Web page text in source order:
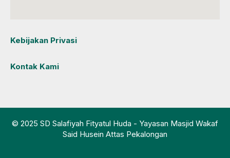
Kebijakan Privasi
Kontak Kami
© 2025 SD Salafiyah Fityatul Huda - Yayasan Masjid Wakaf
Said Husein Attas Pekalongan